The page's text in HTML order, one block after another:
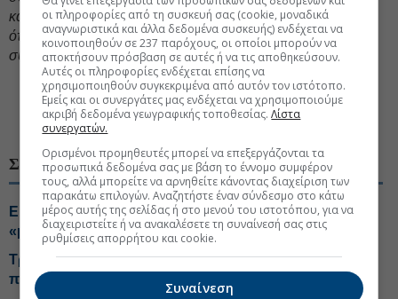
και καθιστούν τα οικόπεδα περισσότερο ελκυστικά. Ελπίζω
ότι σχετικά σύντομα θα είμαστε σε θέση να κάνουμε
συγκεκριμένες ανακοινώσεις», ανέφερε χαρακτηριστικά.
#Helleniq Energy #Υδρογονάνθρακες Ελλάδα
#Chevron
ΣΧΕΤΙΚΑ ΘΕΜΑΤΑ
Energean: Βάση η Ηγουμενίτσα για τη γεώτρηση στο
«μπλοκ 2»
Tραμπ: Οι Chevron και Exxon έβγαλαν υπερβολικά
πολλά χρήματα λόγω του πολέμου
οι πληροφορίες από τη συσκευή σας (cookie, μοναδικά
αναγνωριστικά και άλλα δεδομένα συσκευής) ενδέχεται να
κοινοποιηθούν σε 237 παρόχους, οι οποίοι μπορούν να
αποκτήσουν πρόσβαση σε αυτές ή να τις αποθηκεύσουν.
Αυτές οι πληροφορίες ενδέχεται επίσης να
χρησιμοποιηθούν συγκεκριμένα από αυτόν τον ιστότοπο.
Εμείς και οι συνεργάτες μας ενδέχεται να χρησιμοποιούμε
ακριβή δεδομένα γεωγραφικής τοποθεσίας.Λίστα
συνεργατών.
Ορισμένοι προμηθευτές μπορεί να επεξεργάζονται τα
προσωπικά δεδομένα σας με βάση το έννομο συμφέρον
τους, αλλά μπορείτε να αρνηθείτε κάνοντας διαχείριση των
παρακάτω επιλογών. Αναζητήστε έναν σύνδεσμο στο κάτω
μέρος αυτής της σελίδας ή στο μενού του ιστοτόπου, για να
διαχειριστείτε ή να ανακαλέσετε τη συναίνεσή σας στις
ρυθμίσεις απορρήτου και cookie.
Συναίνεση